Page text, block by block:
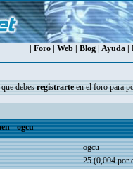
Foro Web Blog Ayuda
debes registrarteen el foro para
- ogcu
ogcu
25 (0,004 por